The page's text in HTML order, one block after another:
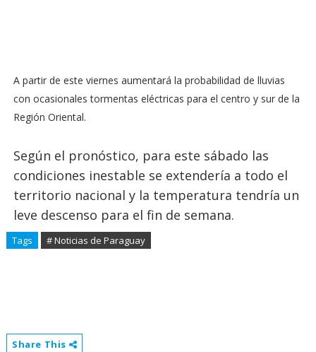
A partir de este viernes aumentará la probabilidad de lluvias
con ocasionales tormentas eléctricas para el centro y sur de la
Región Oriental.
Según el pronóstico, para este sábado las
condiciones inestable se extendería a todo el
territorio nacional y la temperatura tendría un
leve descenso para el fin de semana.
Tags # Noticias de Paraguay
Share This